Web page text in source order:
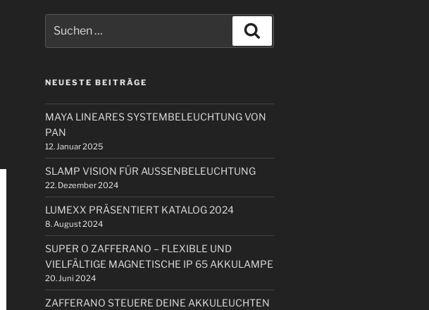
nach:
NEUESTE BEITRÄGE
MAYA LINEARES SYSTEMBELEUCHTUNG VON
PAN
12. Januar 2025
SLAMP VISION FÜR AUSSENBELEUCHTUNG
22. Dezember 2024
LUMEXX PRÄSENTIERT KATALOG 2024
8. August 2024
SUPER O ZAFFERANO – FLEXIBLE UND
VIELFÄLTIGE MAGNETISCHE IP 65 AKKULAMPE
20. Juni 2024
ZAFFERANO STEUERE DEINE AKKULEUCHTEN